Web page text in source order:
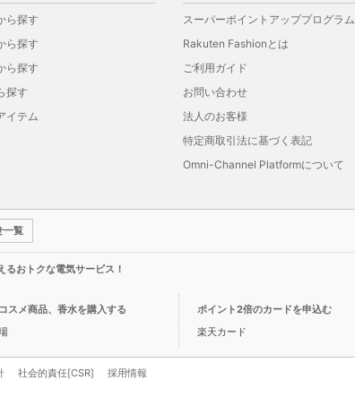
ら探す
ら探す
ら探す
探す
イテム
スーパーポイントアッププログラム
Rakuten Fashionとは
ご利用ガイド
お問い合わせ
法人のお客様
特定商取引法に基づく表記
Omni-Channel Platformについて
一覧
るおトクな電気サービス！
スメ商品、香水を購入する
ポイント2倍のカードを申込む
楽天カード
社会的責任[CSR] 採用情報